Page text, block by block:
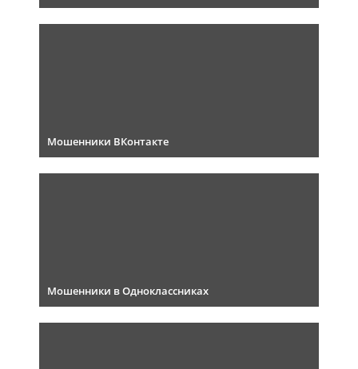
Мошенники ВКонтакте
Мошенники в Одноклассниках